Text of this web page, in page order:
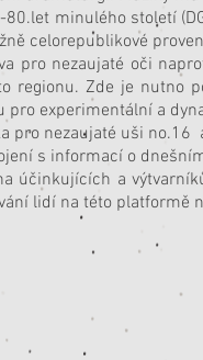
80.let minulého století
celorepublikové
pro nezaujaté oči
regionu. Zde je nutno
pro experimentální a
pro nezaujaté uši no.16
s informací o
účinkujících a
lidí na této platformě